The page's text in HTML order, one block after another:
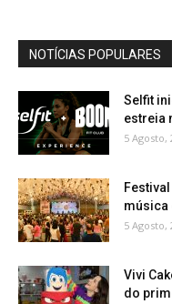
NOTÍCIAS POPULARES
Selfit
estreia
5 Agosto,
música
5 Agosto,
Vivi
do